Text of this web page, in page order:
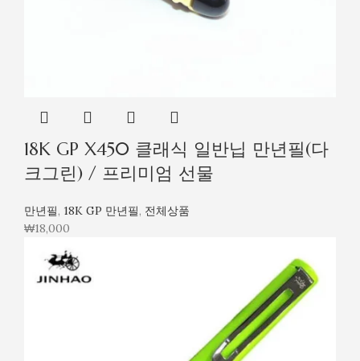
18K GP X450 클래식 일반닙 만년필(다
크그린) / 프리미엄 선물
만년필, 18K GP 만년필, 전체상품
₩18,000